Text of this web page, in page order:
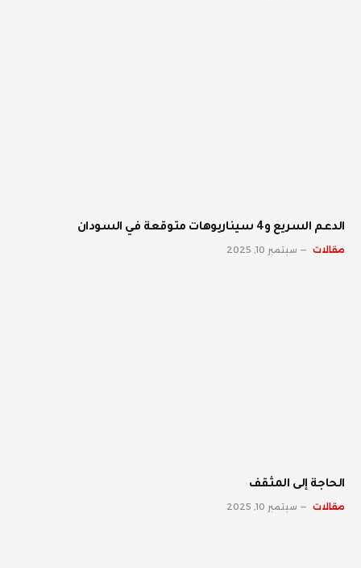
الدعم السريع و4 سيناريوهات متوقعة في السودان
مقالات سبتمبر 10, 2025
الحاجة إلى المثقف
مقالات سبتمبر 10, 2025